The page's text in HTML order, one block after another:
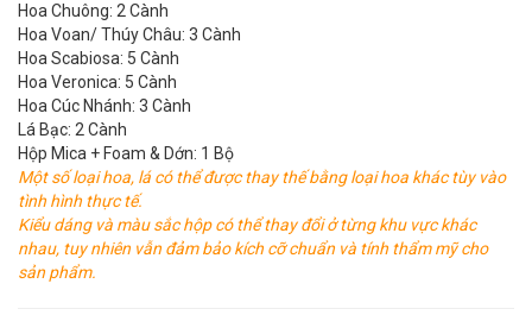
Hoa Chuông: 2 Cành
Hoa Voan/ Thúy Châu: 3 Cành
Hoa Scabiosa: 5 Cành
Hoa Veronica: 5 Cành
Hoa Cúc Nhánh: 3 Cành
Lá Bạc: 2 Cành
Hộp Mica + Foam & Dớn: 1 Bộ
Một số loại hoa, lá có thể được thay thế bằng loại hoa khác tùy vào
tình hình thực tế.
Kiểu dáng và màu sắc hộp có thể thay đổi ở từng khu vực khác
nhau, tuy nhiên vẫn đảm bảo kích cỡ chuẩn và tính thẩm mỹ cho
sản phẩm.